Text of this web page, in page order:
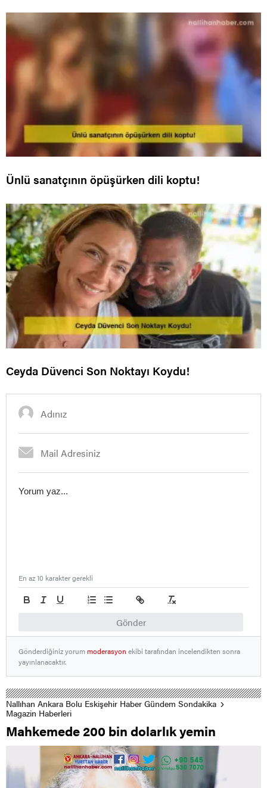
Ünlü sanatçının öpüşürken dili koptu!
Ceyda Düvenci Son Noktayı Koydu!
Gönder
En az 10 karakter gerekli
Gönderdiğiniz yorummoderasyon ekibi tarafından incelendikten sonra
yayınlanacaktır.
Nallıhan Ankara Bolu Eskişehir Haber Gündem Sondakika
Magazin Haberleri
Mahkemede 200 bin dolarlık yemin